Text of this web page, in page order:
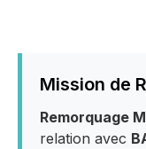
Mission de
Remorquage
relation avec